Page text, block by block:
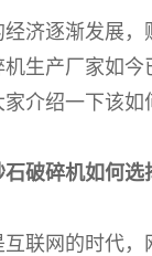
逐渐发展，购
生产厂家如
介绍一下该如
破碎机如何选
网的时代，网